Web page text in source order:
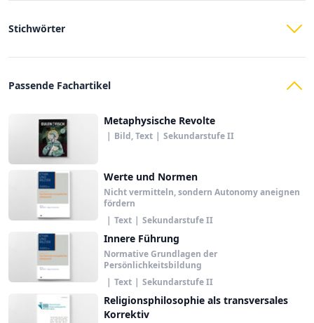
Stichwörter
Passende Fachartikel
Metaphysische Revolte
| Bild, Text | Sekundarstufe II
Werte und Normen
Nicht vermitteln, sondern Autonomy aneignen
fördern
| Text | Sekundarstufe II
Innere Führung
Normative Grundlagen der
Persönlichkeitsbildung
| Text | Sekundarstufe II
Religionsphilosophie als transversales
Korrektiv